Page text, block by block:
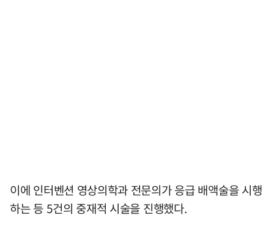
이에 인터벤션 영상의학과 전문의가 응급 배액술을 시행
하는 등 5건의 중재적 시술을 진행했다.